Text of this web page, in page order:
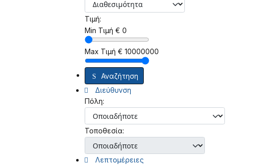
Τιμή:
Min Τιμή € 0
Max Τιμή € 10000000
Αναζήτηση
Διεύθυνση
Πόλη:
Τοποθεσία:
Λεπτομέρειες